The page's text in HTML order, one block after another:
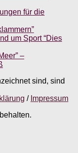
für die
um Sport “Dies
–
sind, sind
/ Impressum